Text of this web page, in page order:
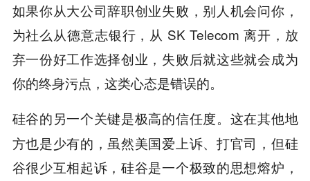
如果你从大公司辞职创业失败，别人机会问你，
为社么从德意志银行，从 SK Telecom 离开，放
弃一份好工作选择创业，失败后就这些就会成为
你的终身污点，这类心态是错误的。
硅谷的另一个关键是极高的信任度。 这在其他地
方也是少有的，虽然美国爱上诉、打官司，但硅
谷很少互相起诉，硅谷是一个极致的思想熔炉，